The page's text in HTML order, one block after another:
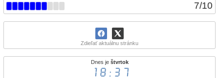
7/10
Zdieľať aktuálnu stránku
Dnes je štvrtok
18:37